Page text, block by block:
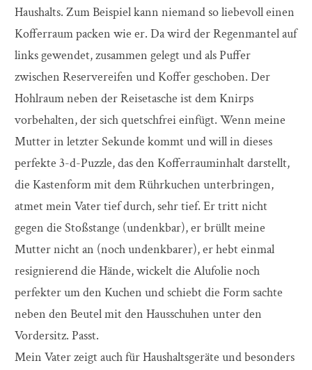
Haushalts. Zum Beispiel kann niemand so liebevoll einen
Kofferraum packen wie er. Da wird der Regenmantel auf
links gewendet, zusammen gelegt und als Puffer
zwischen Reservereifen und Koffer geschoben. Der
Hohlraum neben der Reisetasche ist dem Knirps
vorbehalten, der sich quetschfrei einfügt. Wenn meine
Mutter in letzter Sekunde kommt und will in dieses
perfekte 3-d-Puzzle, das den Kofferrauminhalt darstellt,
die Kastenform mit dem Rührkuchen unterbringen,
atmet mein Vater tief durch, sehr tief. Er tritt nicht
gegen die Stoßstange (undenkbar), er brüllt meine
Mutter nicht an (noch undenkbarer), er hebt einmal
resignierend die Hände, wickelt die Alufolie noch
perfekter um den Kuchen und schiebt die Form sachte
neben den Beutel mit den Hausschuhen unter den
Vordersitz. Passt.
Mein Vater zeigt auch für Haushaltsgeräte und besonders